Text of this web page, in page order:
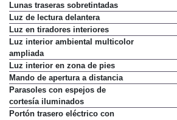
Lunas traseras sobretintadas
Luz de lectura delantera
Luz en tiradores interiores
Luz interior ambiental multicolor
ampliada
Luz interior en zona de pies
Mando de apertura a distancia
Parasoles con espejos de
cortesía iluminados
Portón trasero eléctrico con